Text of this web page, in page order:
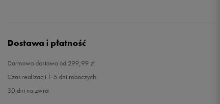
Dostawa i płatność
Darmowa dostawa od 299,99 zł
Czas realizacji 1-5 dni roboczych
30 dni na zwrot